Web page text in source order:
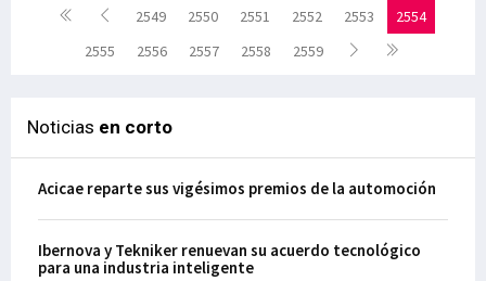
2549 2550 2551 2552 2553
2554
2555
2556 2557 2558 2559
Noticias en corto
Acicae reparte sus vigésimos premios de la automoción
Ibernova y Tekniker renuevan su acuerdo tecnológico
para una industria inteligente